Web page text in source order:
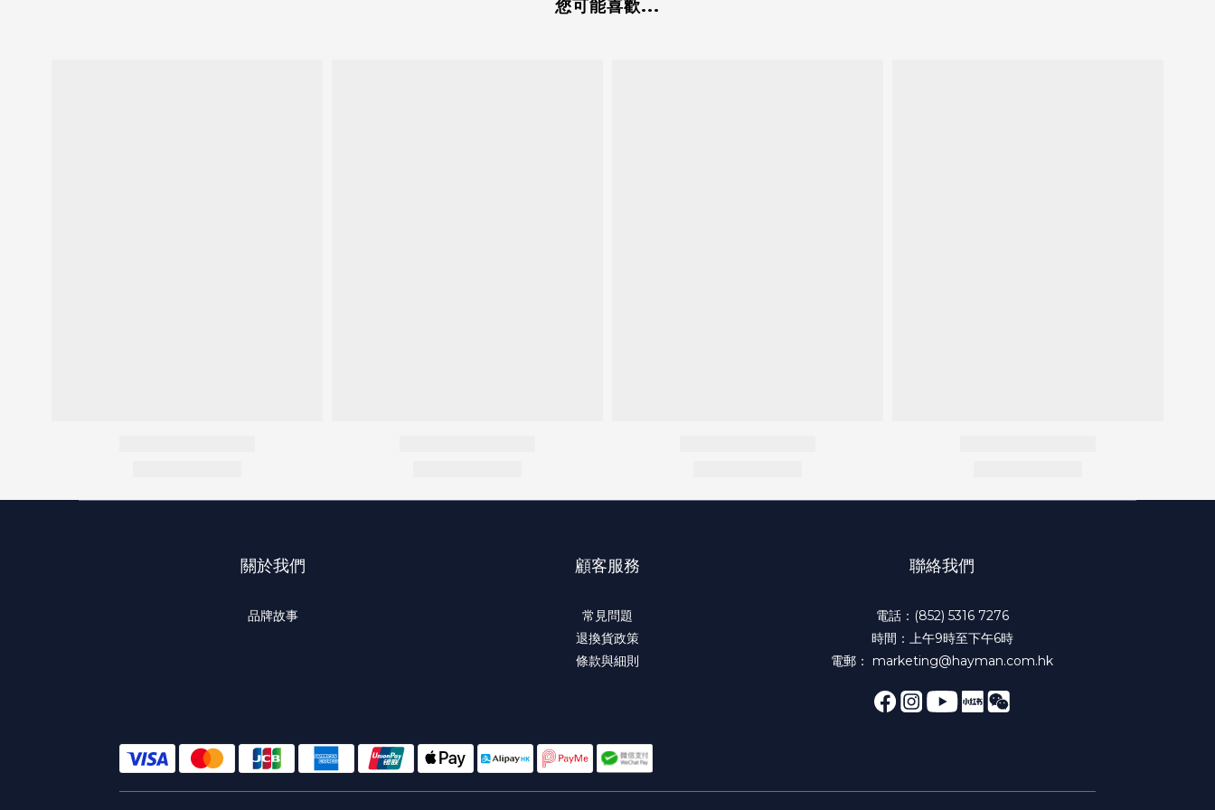
您可能喜歡...
關於我們
品牌故事
顧客服務
常見問題
退換貨政策
條款與細則
聯絡我們
電話：(852) 5316 7276
時間：上午9時至下午6時
電郵： marketing@hayman.com.hk